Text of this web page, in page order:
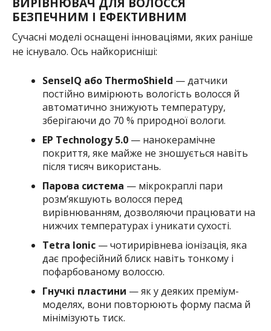
БЕЗПЕЧНИМ І ЕФЕКТИВНИМ
Сучасні моделі оснащені інноваціями, яких раніше
не існувало. Ось найкорисніші:
SenseIQ або ThermoShield — датчики
постійно вимірюють вологість волосся й
автоматично знижують температуру,
зберігаючи до 70 % природної вологи.
EP Technology 5.0— нанокерамічне
покриття, яке майже не зношується навіть
після тисяч використань.
Парова система — мікрокраплі пари
розм’якшують волосся перед
вирівнюванням, дозволяючи працювати на
нижчих температурах і уникати сухості.
Tetra Ionic— чотирирівнева іонізація, яка
дає професійний блиск навіть тонкому і
пофарбованому волоссю.
Гнучкі пластини — як у деяких преміум-
моделях, вони повторюють форму пасма й
мінімізують тиск.